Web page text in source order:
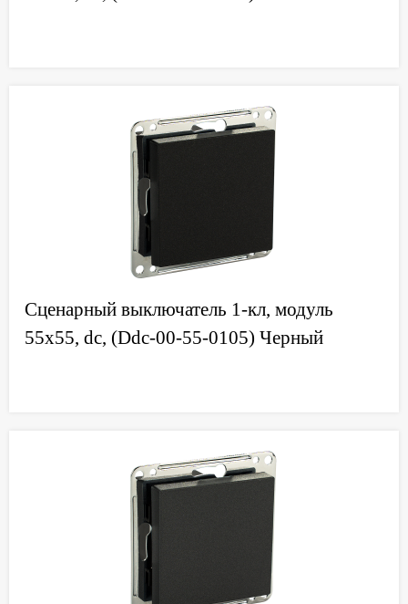
Сценарный выключатель 1-кл, модуль
55х55, dc, (Ddc-00-55-0105) Черный